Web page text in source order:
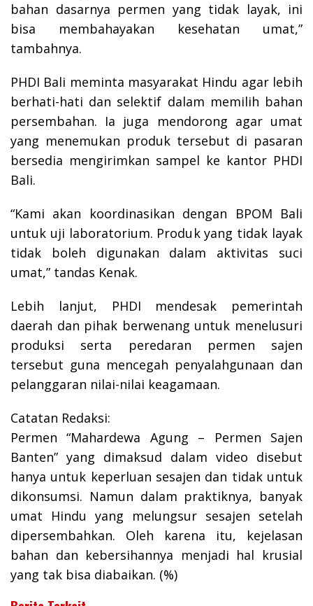
bahan dasarnya permen yang tidak layak, ini
bisa membahayakan kesehatan umat,”
tambahnya.
PHDI Bali meminta masyarakat Hindu agar lebih
berhati-hati dan selektif dalam memilih bahan
persembahan. Ia juga mendorong agar umat
yang menemukan produk tersebut di pasaran
bersedia mengirimkan sampel ke kantor PHDI
Bali.
“Kami akan koordinasikan dengan BPOM Bali
untuk uji laboratorium. Produk yang tidak layak
tidak boleh digunakan dalam aktivitas suci
umat,” tandas Kenak.
Lebih lanjut, PHDI mendesak pemerintah
daerah dan pihak berwenang untuk menelusuri
produksi serta peredaran permen sajen
tersebut guna mencegah penyalahgunaan dan
pelanggaran nilai-nilai keagamaan.
Catatan Redaksi:
Permen “Mahardewa Agung – Permen Sajen
Banten” yang dimaksud dalam video disebut
hanya untuk keperluan sesajen dan tidak untuk
dikonsumsi. Namun dalam praktiknya, banyak
umat Hindu yang melungsur sesajen setelah
dipersembahkan. Oleh karena itu, kejelasan
bahan dan kebersihannya menjadi hal krusial
yang tak bisa diabaikan. (%)